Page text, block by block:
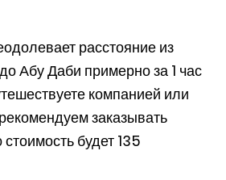
расстояние из
Абу Даби примерно за 1 час
компанией или
заказывать
будет 135